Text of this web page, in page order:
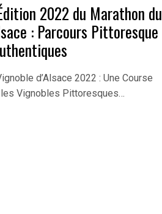
2022 du Marathon du
: Parcours Pittoresque
d’Alsace 2022 : Une Course
les Vignobles Pittoresques…